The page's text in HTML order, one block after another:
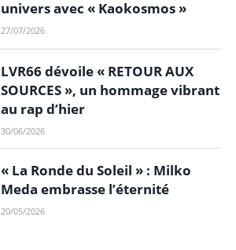
univers avec « Kaokosmos »
27/07/2026
LVR66 dévoile « RETOUR AUX
SOURCES », un hommage vibrant
au rap d’hier
30/06/2026
« La Ronde du Soleil » : Milko
Meda embrasse l’éternité
20/05/2026